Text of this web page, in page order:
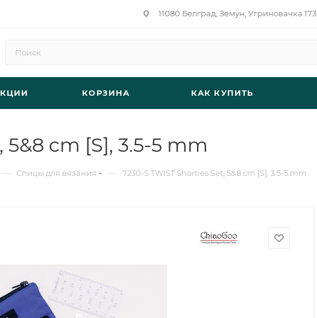
11080 Белград, Земун, Угриновачка 173
КОРЗИНА КАК КУПИТЬ
5&8 cm [S], 3.5-5 mm
— Спицы для вязания — 7230-S TWIST Shorties Set, 5&8 cm [S], 3.5-5 mm